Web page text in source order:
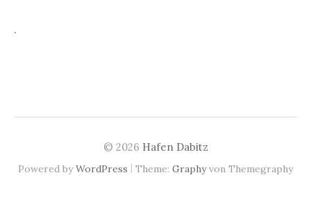
.
© 2026 Hafen Dabitz
Powered byWordPress | Theme: Graphyvon Themegraphy